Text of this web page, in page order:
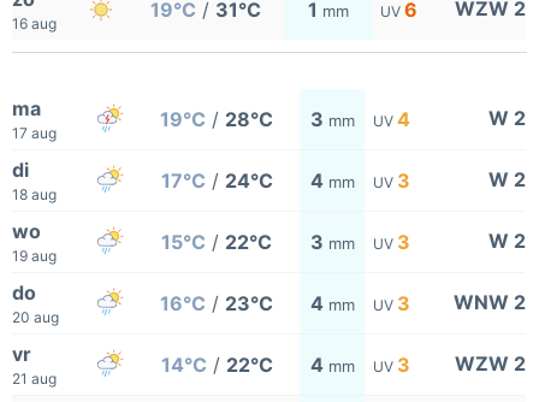
16 aug
19°C / 31°C 1 mm UV 6 WZW 2
ma
17 aug
19°C / 28°C 3 mm UV 4 W 2
di
18 aug
17°C / 24°C 4 mm UV 3 W 2
wo
19 aug
15°C / 22°C 3 mm UV 3 W 2
do
20 aug
16°C / 23°C 4 mm UV 3 WNW 2
vr
21 aug
14°C / 22°C 4 mm UV 3 WZW 2